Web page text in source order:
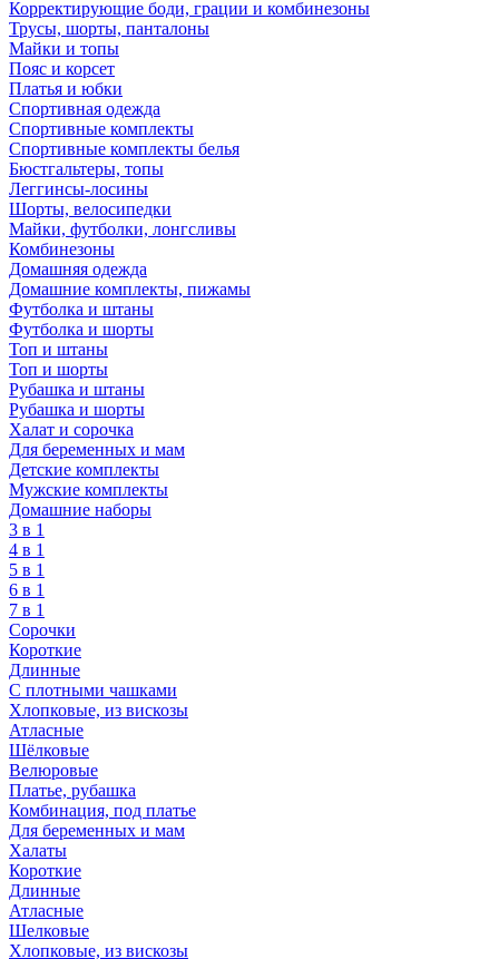
Корректирующие боди, грации и комбинезоны
Трусы, шорты, панталоны
Майки и топы
Пояс и корсет
Платья и юбки
Спортивная одежда
Спортивные комплекты
Спортивные комплекты белья
Бюстгальтеры, топы
Леггинсы-лосины
Шорты, велосипедки
Майки, футболки, лонгсливы
Комбинезоны
Домашняя одежда
Домашние комплекты, пижамы
Футболка и штаны
Футболка и шорты
Топ и штаны
Топ и шорты
Рубашка и штаны
Рубашка и шорты
Халат и сорочка
Для беременных и мам
Детские комплекты
Мужские комплекты
Домашние наборы
3 в 1
4 в 1
5 в 1
6 в 1
7 в 1
Сорочки
Короткие
Длинные
С плотными чашками
Хлопковые, из вискозы
Атласные
Шёлковые
Велюровые
Платье, рубашка
Комбинация, под платье
Для беременных и мам
Халаты
Короткие
Длинные
Атласные
Шелковые
Хлопковые, из вискозы